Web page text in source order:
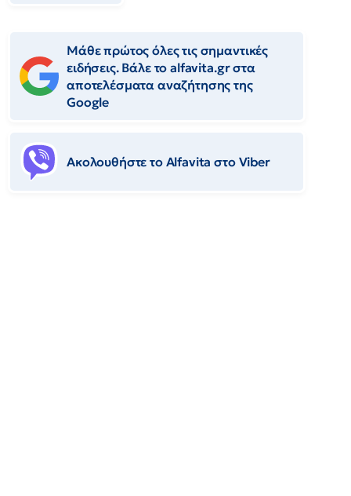
Μάθε πρώτος όλες τις σημαντικές
ειδήσεις. Βάλε το alfavita.gr στα
αποτελέσματα αναζήτησης της
Google
Ακολουθήστε το Αlfavita στο Viber